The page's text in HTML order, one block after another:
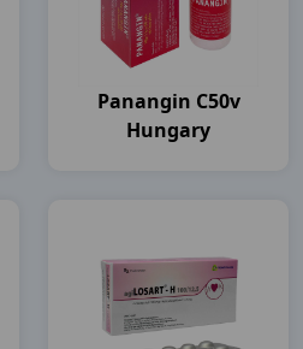
Panangin C50v
Hungary